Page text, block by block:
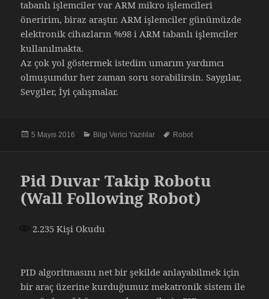
tabanlı işlemciler var ARM mikro işlemcileri
öneririm, biraz araştır. ARM işlemciler günümüzde
elektronik cihazların %98 i ARM tabanlı işlemciler
kullanılmakta.
Az çok yol göstermek istedim umarım yardımcı
olmuşumdur her zaman soru sorabilirsin. Saygılar,
Sevgiler, İyi çalışmalar.
Yayın
5 Mayıs 2016 Kategoriler
Bilgi Verici Yazılılar Etiketler
Robot
Pid Duvar Takip Robotu
(Wall Following Robot)
2.235 Kişi Okudu
PID algoritmasını net bir şekilde anlayabilmek için
bir araç üzerine kurduğumuz mekatronik sistem ile